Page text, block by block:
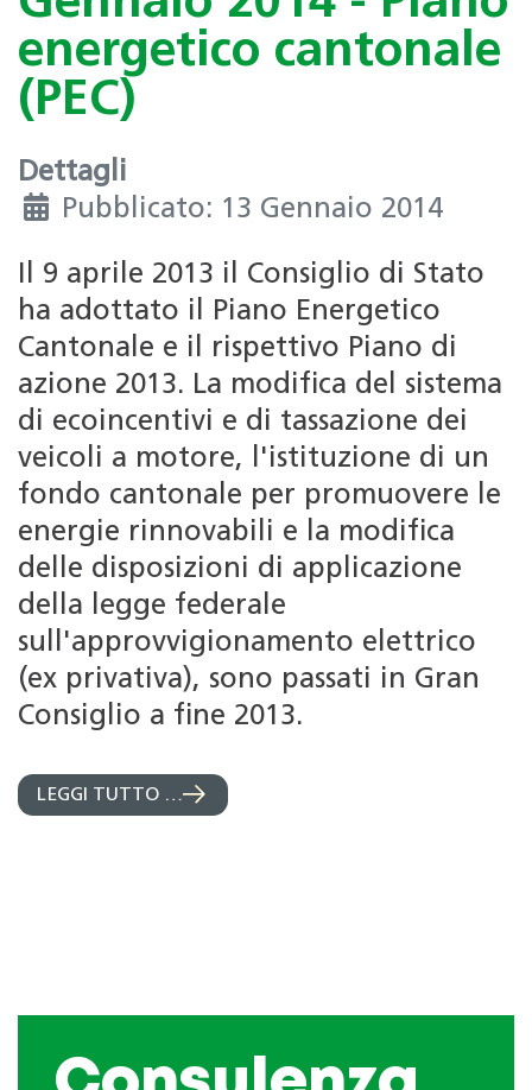
energetico cantonale
(PEC)
Dettagli
Pubblicato: 13 Gennaio 2014
Il 9 aprile 2013 il Consiglio di Stato
ha adottato il Piano Energetico
Cantonale e il rispettivo Piano di
azione 2013. La modifica del sistema
di ecoincentivi e di tassazione dei
veicoli a motore, l'istituzione di un
fondo cantonale per promuovere le
energie rinnovabili e la modifica
delle disposizioni di applicazione
della legge federale
sull'approvvigionamento elettrico
(ex privativa), sono passati in Gran
Consiglio a fine 2013.
LEGGI TUTTO …